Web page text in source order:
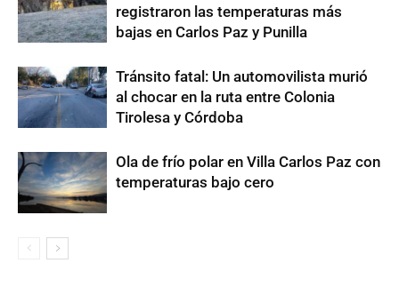
registraron las temperaturas más
bajas en Carlos Paz y Punilla
Tránsito fatal: Un automovilista murió
al chocar en la ruta entre Colonia
Tirolesa y Córdoba
Ola de frío polar en Villa Carlos Paz con
temperaturas bajo cero